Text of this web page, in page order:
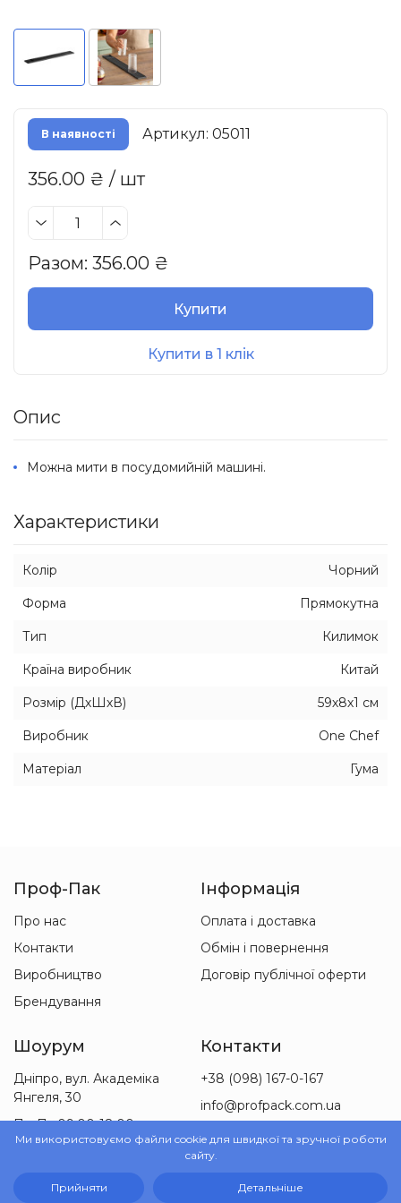
В наявності Артикул: 05011
356.00 ₴ / шт
Разом: 356.00 ₴
Купити
Купити в 1 клік
Опис
Можна мити в посудомийній машині.
Характеристики
Колір Чорний
Форма Прямокутна
Тип Килимок
Країна виробник Китай
Розмір (ДхШхВ) 59х8х1 см
Виробник One Chef
Матеріал Гума
Проф-Пак
Про нас
Контакти
Виробництво
Брендування
Інформація
Оплата і доставка
Обмін і повернення
Договір публічної оферти
Шоурум
Дніпро, вул. Академіка
Янгеля, 30
Пн-Пт 09:00-18:00
Сб 09:00-15:00
Контакти
+38 (098) 167-0-167
info@profpack.com.ua
© 2010-2026 ТОВ «Проф-Пак»
Ми використовуємо файли cookie для швидкої та зручної роботи
сайту.
Прийняти Детальніше